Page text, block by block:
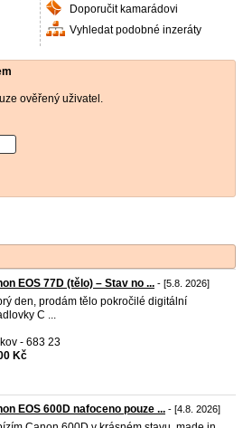
Doporučit kamarádovi
Vyhledat podobné inzeráty
ověřený uživatel.
EOS 77D (tělo) – Stav no ... - [5.8. 2026]
den, prodám tělo pokročilé digitální
C ...
- 683 23
Kč
EOS 600D nafoceno pouze ... - [4.8. 2026]